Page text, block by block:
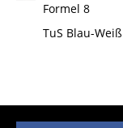
Formel 8
TuS Blau-